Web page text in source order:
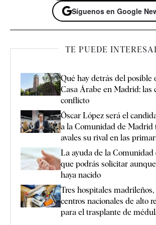
Síguenos en Google
TE PUEDE
Qué hay detrás del posible
Casa Árabe en Madrid: las
conflicto
Óscar López será el
a la Comunidad de Madrid
avales su rival en las
La ayuda de la
que podrás solicitar
haya nacido
Tres hospitales
centros nacionales de alto
para el trasplante de